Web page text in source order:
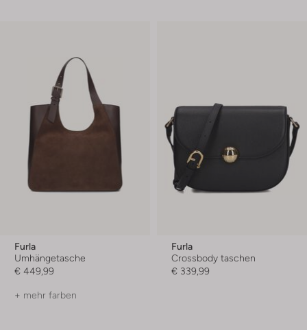
Furla
Umhängetasche
€ 449,99
+ mehr farben
Furla
Crossbody taschen
€ 339,99